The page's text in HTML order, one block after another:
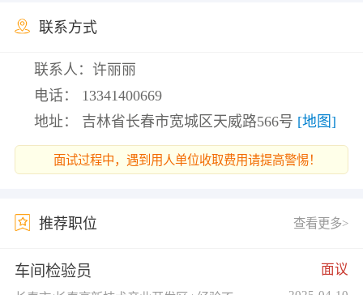
联系方式
联系人：许丽丽
电话： 13341400669
地址： 吉林省长春市宽城区天威路566号 [地图]
面试过程中，遇到用人单位收取费用请提高警惕！
推荐职位 查看更多>
车间检验员 面议